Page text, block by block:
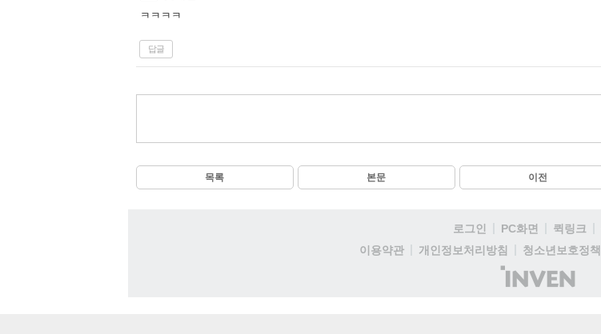
ㅋㅋㅋㅋ
답글
목록 본문 이전
로그인 PC화면 퀵링크
이용약관
개인정보처리방침 청소년보호정책
(주)
인